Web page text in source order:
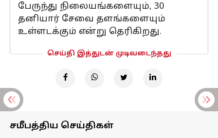
பேருந்து நிலையங்களையும், 30
தனியார் சேவை தளங்களையும்
உள்ளடக்கும் என்று தெரிகிறது.
செய்தி இத்துடன் முடிவடைந்தது
சமீபத்திய செய்திகள்